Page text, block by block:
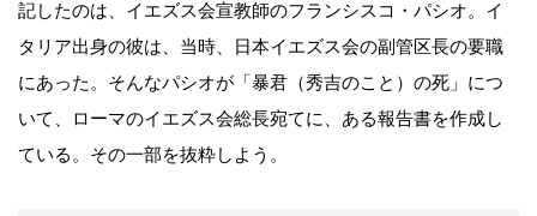
記したのは、イエズス会宣教師のフランシスコ・パシオ。イ
タリア出身の彼は、当時、日本イエズス会の副管区長の要職
にあった。そんなパシオが「暴君（秀吉のこと）の死」につ
いて、ローマのイエズス会総長宛てに、ある報告書を作成し
ている。その一部を抜粋しよう。